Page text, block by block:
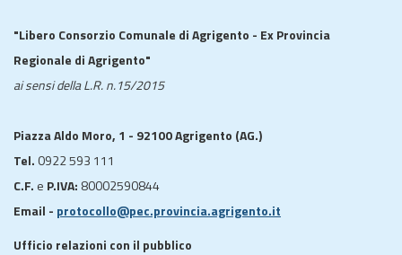
"Libero Consorzio Comunale di Agrigento - Ex Provincia
Regionale di Agrigento"
ai sensi della L.R. n.15/2015
Piazza Aldo Moro, 1 - 92100 Agrigento (AG.)
Tel. 0922 593 111
C.F. e P.IVA: 80002590844
Email - protocollo@pec.provincia.agrigento.it
Ufficio relazioni con il pubblico